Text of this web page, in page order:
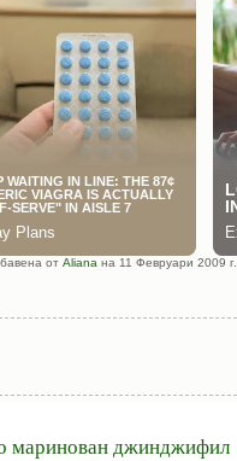
от Aliana на 11 Февруари 2009 г.
маринован джинджифил